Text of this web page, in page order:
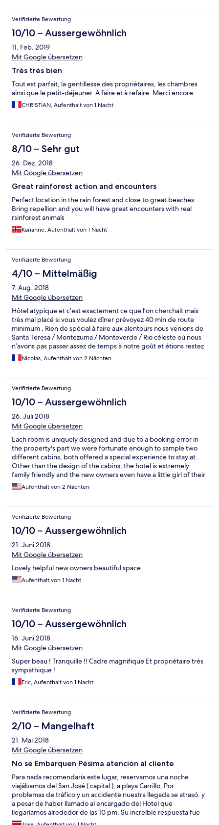
be aware that you are in the ‘jungle’; getting to the hotel is part
of the adventure; the dusty roads are potholed and twisty;
taking the ‘short route’ requires crossing a small stream in the
dry season. An SUV or 4WD is a good idea. French and Spanish
and English seem to be the main languages here, so anyone can
get along. It’s an enchanting place.
Verifizierte Bewertung
10/10 – Aussergewöhnlich
11. Feb. 2019
Mit Google übersetzen
Très très bien
Tout est parfait, la gentillesse des propriétaires, les chambres
ainsi que le petit-déjeuner. A faire et à refaire. Merci encore.
CHRISTIAN, Aufenthalt von 1 Nacht
Verifizierte Bewertung
8/10 – Sehr gut
26. Dez. 2018
Mit Google übersetzen
Great rainforest action and encounters
Perfect location in the rain forest and close to great beaches.
Bring repellion and you will have great encounters with real
rsinforest animals
Karianne, Aufenthalt von 1 Nacht
Verifizierte Bewertung
4/10 – Mittelmäßig
7. Aug. 2018
Mit Google übersetzen
Hôtel atypique et c’est exactement ce que l’on cherchait mais
très mal placé si vous voulez dîner prévoyez 40 min de route
minimum , Rien de spécial à faire aux alentours nous venions de
Santa Teresa / Montezuma / Monteverde / Rio céleste où nous
n’avons pas passer assez de temps à notre goût et étions restez
sur notre faim mais pas à Samara ou arrivez à l’hôtel a été la route
la plus compliquée que nous ayons eu à faire de notre séjour au
Nicolas, Aufenthalt von 2 Nächten
Verifizierte Bewertung
10/10 – Aussergewöhnlich
26. Juli 2018
Mit Google übersetzen
Each room is uniquely designed and due to a booking error in
the property's part we were fortunate enough to sample two
different cabins, both offered a special experience to stay at.
Other than the design of the cabins, the hotel is extremely
family friendly and the new owners even have a little girl of their
own. The pool was terrific and kept our kids occupied all day
long, in fact we didn't get the chance to sample the beach
good although dishes portions are on the small side and you
don't really have other good options nearby. They don't serve
lunch so be prepared. During the wet season the road to
Samara may be flooded and require a 4x4 to cross and also
some locals to guide you where the road used to be where
there is now a gushing river. Overall I would definitely
Aufenthalt von 2 Nächten
Verifizierte Bewertung
10/10 – Aussergewöhnlich
21. Juni 2018
Mit Google übersetzen
Lovely helpful new owners beautiful space
Aufenthalt von 1 Nacht
Verifizierte Bewertung
10/10 – Aussergewöhnlich
16. Juni 2018
Mit Google übersetzen
Super beau ! Tranquille !! Cadre magnifique Et propriétaire très
sympathique !
Eric, Aufenthalt von 1 Nacht
Verifizierte Bewertung
2/10 – Mangelhaft
21. Mai 2018
Mit Google übersetzen
No se Embarquen Pésima atención al cliente
Para nada recomendaría este lugar, reservamos una noche
viajábamos del San José ( capital ), a playa Carrillo, Por
problemas de tráfico y un accidente nuestra llegada se atrasó. y
a pesar de haber llamado al encargado del Hotel que
llegaríamos alrededor de las 10 pm. Su increíble respuesta fue
que el “ Hotel” cerraba a las 8 pm y no nos podían recibir. Así que